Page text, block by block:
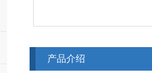
产品介绍